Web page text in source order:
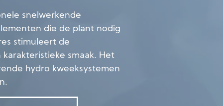
snelwerkende
die de plant nodig
stimuleert de
smaak. Het
hydro kweeksystemen